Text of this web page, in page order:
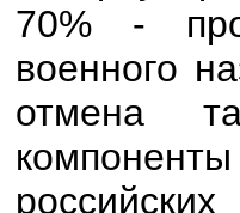
70% -
военного
отмена